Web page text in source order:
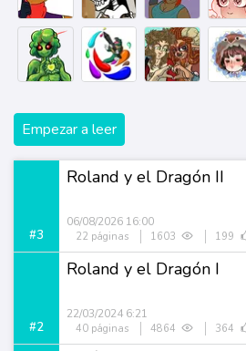
Empezar a leer
#3
Roland y el Dragón II
06/08/2026 16:00
22 páginas 1603 199
#2
Roland y el Dragón I
22/03/2024 6:21
40 páginas 4864 364